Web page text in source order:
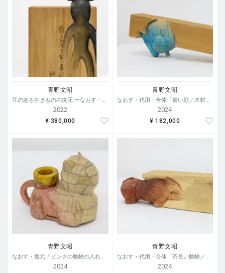
青野文昭
2022
¥ 380,000
青野文昭
なおす・代用・合体「青い顔／木材」2024
2024
¥ 182,000
青野文昭
なおす・復元「ピンクの動物の入れ物の復元」2024
2024
青野文昭
なおす・代用・合体「茶色い動物／木材」2024
2024